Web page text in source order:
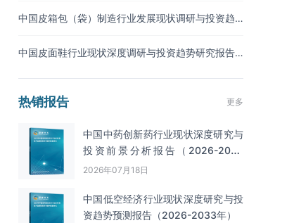
中国皮箱包（袋）制造行业发展现状调研与投资趋
中国皮面鞋行业现状深度调研与投资趋势研究报告
热销报告 更多
中国中药创新药行业现状深度研究与
投资前景分析报告（2026-2033
年）
2026年07月18日
中国低空经济行业现状深度研究与投
资趋势预测报告（2026-2033年）